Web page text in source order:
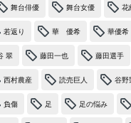
舞台俳優 舞台女優 花
若返り 華 優希 華優希
翠 藤田一也 藤田選手
西村農産 読売巨人 谷野
負傷 足 足の悩み